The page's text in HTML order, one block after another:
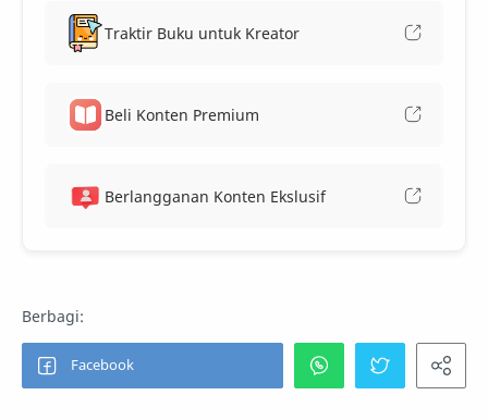
Traktir Buku untuk Kreator
Beli Konten Premium
Berlangganan Konten Ekslusif